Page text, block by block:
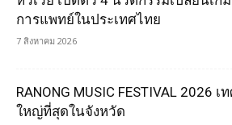
การแพทย์ในประเทศไทย
7 สิงหาคม 2026
RANONG MUSIC FESTIVAL 2026
ใหญ่ที่สุดในจังหวัด